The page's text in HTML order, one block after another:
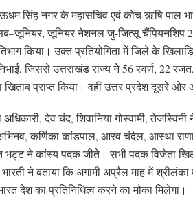
सिंह नगर के महासचिव एवं कोच ऋषि पाल
जूनियर नेशनल जु-जित्सू चैंपियनशिप
किया। उक्त प्रतियोगिता में जिले के
जिससे उत्तराखंड राज्य ने 56 स्वर्ण, 22
प्राप्त किया। वहीं उत्तर प्रदेश दूसरे ओर
देव चंद, शिवानिया गोस्वामी, तेजस्विनी
अभिनव, कर्णिका कांडपाल, आरव चंदेल, आस्था
भट्ट ने कांस्य पदक जीते। सभी पदक विजेता
ने बताया कि अगामी अप्रैल माह में
देश का प्रतिनिधित्व करने का मौका मिलेगा।